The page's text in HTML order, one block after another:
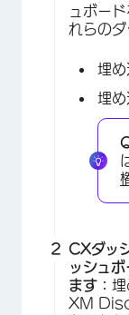
ュボー
れらのダ
埋め
埋め
CXダッ
ッシュ
ます： 埋
XM